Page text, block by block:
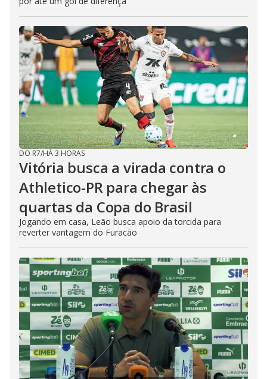
DO R7/HÁ 3 HORAS
Vitória busca a virada contra o
Athletico-PR para chegar às
quartas da Copa do Brasil
Jogando em casa, Leão busca apoio da torcida para
reverter vantagem do Furacão